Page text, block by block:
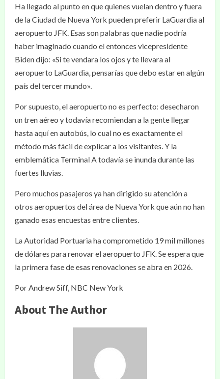
Ha llegado al punto en que quienes vuelan dentro y fuera
de la Ciudad de Nueva York pueden preferir LaGuardia al
aeropuerto JFK. Esas son palabras que nadie podría
haber imaginado cuando el entonces vicepresidente
Biden dijo: «Si te vendara los ojos y te llevara al
aeropuerto LaGuardia, pensarías que debo estar en algún
país del tercer mundo».
Por supuesto, el aeropuerto no es perfecto: desecharon
un tren aéreo y todavía recomiendan a la gente llegar
hasta aquí en autobús, lo cual no es exactamente el
método más fácil de explicar a los visitantes. Y la
emblemática Terminal A todavía se inunda durante las
fuertes lluvias.
Pero muchos pasajeros ya han dirigido su atención a
otros aeropuertos del área de Nueva York que aún no han
ganado esas encuestas entre clientes.
La Autoridad Portuaria ha comprometido 19 mil millones
de dólares para renovar el aeropuerto JFK. Se espera que
la primera fase de esas renovaciones se abra en 2026.
Por Andrew Siff, NBC New York
About The Author